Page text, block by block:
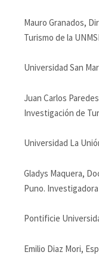
Mauro Granados,
Turismo de la
Universidad San
Juan Carlos
Investigación de
Universidad La
Gladys Maquera,
Puno. Investigadora
Pontificie
Emilio Diaz Mori,